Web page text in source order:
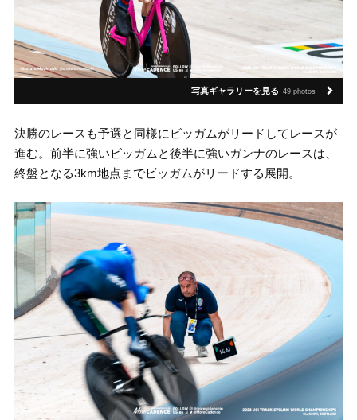
写真ギャラリーを見る 49 photos
決勝のレースも予選と同様にビッガムがリードしてレースが
進む。前半に強いビッガムと後半に強いガンナのレースは、
終盤となる3km地点までビッガムがリードする展開。